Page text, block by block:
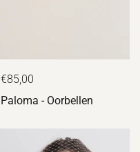
€85,00
Paloma - Oorbellen